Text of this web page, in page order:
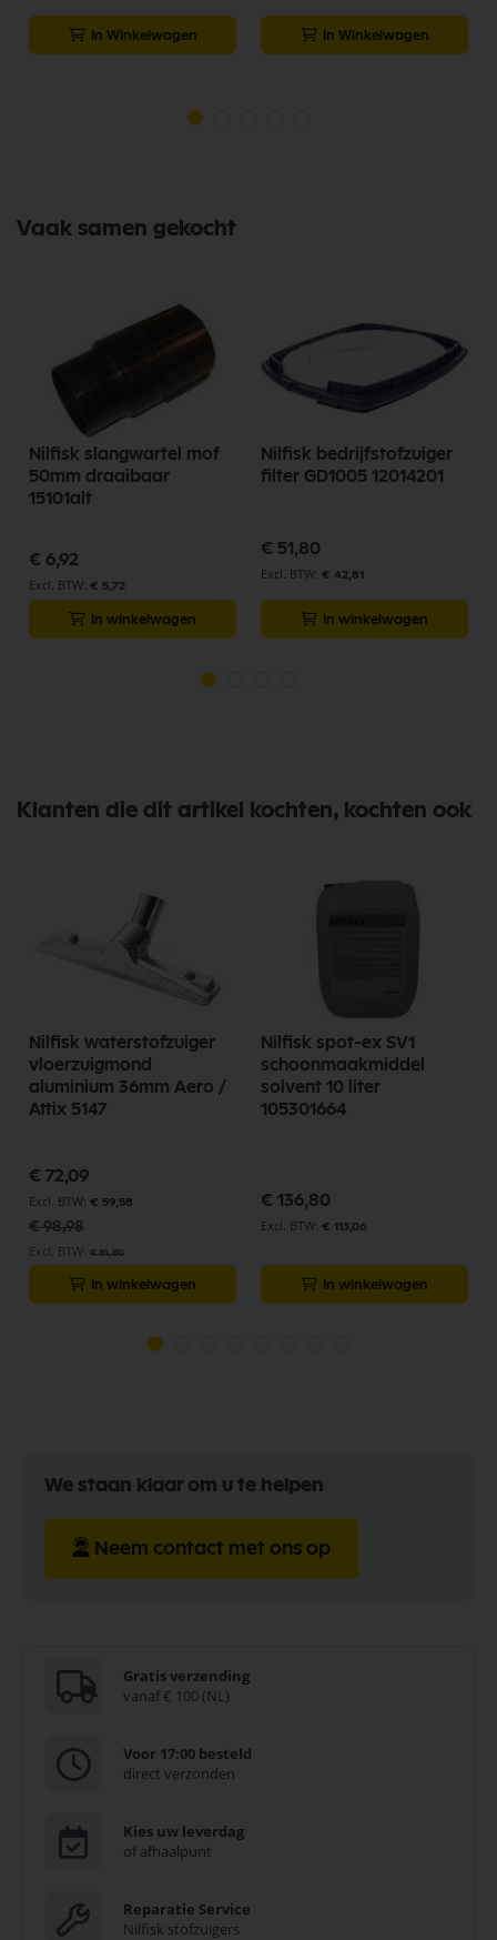
In Winkelwagen In Winkelwagen
Vaak samen gekocht
Nilfisk slangwartel mof
50mm draaibaar
15101alt
€ 6,92
€ 5,72
In winkelwagen
Nilfisk bedrijfstofzuiger
filter GD1005 12014201
€ 51,80
€ 42,81
In winkelwagen
Klanten die dit artikel kochten, kochten ook
Nilfisk waterstofzuiger
vloerzuigmond
aluminium 36mm Aero /
Attix 5147
Speciale
prijs
€ 72,09
€ 59,58
€ 98,98
€ 81,80
In winkelwagen
Nilfisk spot-ex SV1
schoonmaakmiddel
solvent 10 liter
105301664
€ 136,80
€ 113,06
In winkelwagen
We staan klaar om u te helpen
Neem contact met ons op
Gratis verzending
vanaf € 100 (NL)
Voor 17:00 besteld
direct verzonden
Kies uw leverdag
of afhaalpunt
Reparatie Service
Nilfisk stofzuigers